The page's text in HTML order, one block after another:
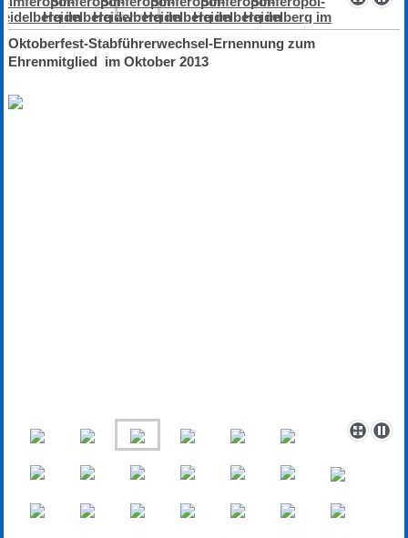
Oktoberfest-Stabführerwechsel-Ernennung zum
Ehrenmitglied im Oktober 2013